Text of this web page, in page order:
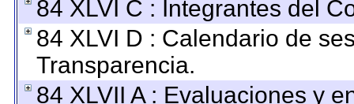
84 XLVI C : Integrantes del
84 XLVI D : Calendario de
Transparencia.
84 XLVII A : Evaluaciones y